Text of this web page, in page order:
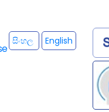
සිංහල English